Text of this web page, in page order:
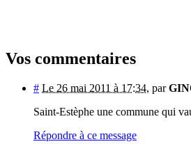
Vos commentaires
# Le 26 mai 2011 à 17:34, par
Saint-Estèphe une commune qui
Répondre à ce message